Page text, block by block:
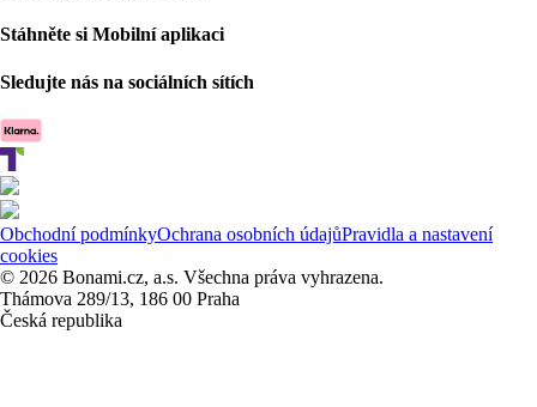
Stáhněte si Mobilní aplikaci
Sledujte nás na sociálních sítích
Obchodní podmínkyOchrana osobních údajůPravidla a nastavení
cookies
© 2026 Bonami.cz, a.s. Všechna práva vyhrazena.
Thámova 289/13, 186 00 Praha
Česká republika